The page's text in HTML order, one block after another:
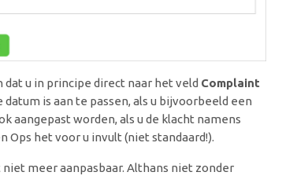
dat u in principe direct naar het veld Complaint
is aan te passen, als u bijvoorbeeld een
aangepast worden, als u de klacht namens
Ops het voor u invult (niet standaard!).
meer aanpasbaar. Althans niet zonder